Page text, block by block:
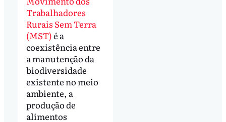
Trabalhadores
Rurais Sem Terra
(MST)é a
coexistência entre
a manutenção da
biodiversidade
existente no meio
ambiente, a
produção de
alimentos